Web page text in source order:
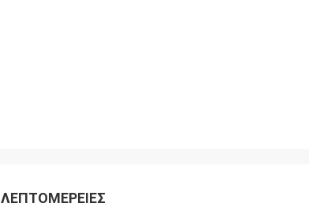
ΛΕΠΤΟΜΈΡΕΙΕΣ